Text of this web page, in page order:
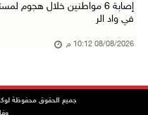
08/آب/2026 05:52 م
إصابة 6 مواطنين خلال هجوم
في واد الر
08/08/2026 10:12 م
جميع الحقوق محفوظة